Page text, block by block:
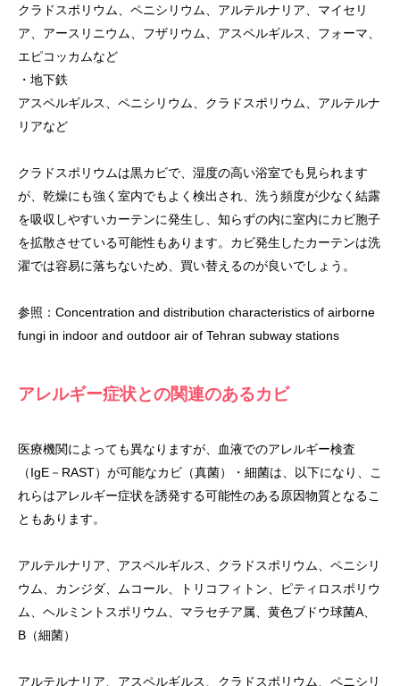
クラドスポリウム、ペニシリウム、アルテルナリア、マイセリ
ア、アースリニウム、フザリウム、アスペルギルス、フォーマ、
エピコッカムなど
・地下鉄
アスペルギルス、ペニシリウム、クラドスポリウム、アルテルナ
リアなど
クラドスポリウムは黒カビで、湿度の高い浴室でも見られます
が、乾燥にも強く室内でもよく検出され、洗う頻度が少なく結露
を吸収しやすいカーテンに発生し、知らずの内に室内にカビ胞子
を拡散させている可能性もあります。カビ発生したカーテンは洗
濯では容易に落ちないため、買い替えるのが良いでしょう。
参照：Concentration and distribution characteristics of airborne
fungi in indoor and outdoor air of Tehran subway stations
アレルギー症状との関連のあるカビ
医療機関によっても異なりますが、血液でのアレルギー検査
（IgE－RAST）が可能なカビ（真菌）・細菌は、以下になり、こ
れらはアレルギー症状を誘発する可能性のある原因物質となるこ
ともあります。
アルテルナリア、アスペルギルス、クラドスポリウム、ペニシリ
ウム、カンジダ、ムコール、トリコフィトン、ピティロスポリウ
ム、ヘルミントスポリウム、マラセチア属、黄色ブドウ球菌A、
B（細菌）
アルテルナリア、アスペルギルス、クラドスポリウム、ペニシリ